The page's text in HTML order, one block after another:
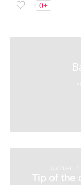
0+
Tip of the